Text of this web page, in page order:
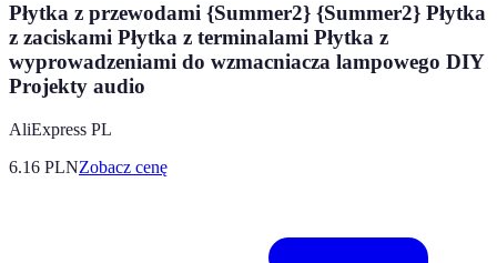
Płytka z przewodami {Summer2} {Summer2} Płytka
z zaciskami Płytka z terminalami Płytka z
wyprowadzeniami do wzmacniacza lampowego DIY
Projekty audio
AliExpress PL
6.16 PLNZobacz cenę